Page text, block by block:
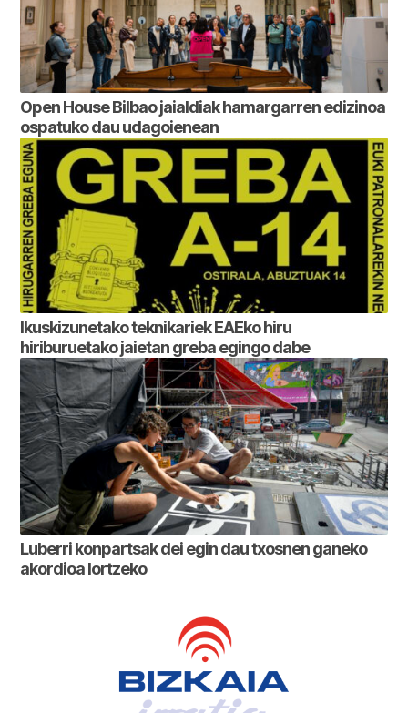
Open House Bilbao jaialdiak hamargarren edizinoa
ospatuko dau udagoienean
Ikuskizunetako teknikariek EAEko hiru
hiriburuetako jaietan greba egingo dabe
Luberri konpartsak dei egin dau txosnen ganeko
akordioa lortzeko